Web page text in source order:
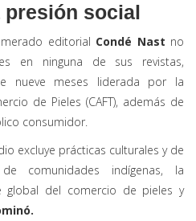
presión social
editorial Condé Nast no
en ninguna de sus revistas,
nueve meses liderada por la
de Pieles (CAFT), además de
consumidor.
excluye prácticas culturales y de
comunidades indígenas, la
global del comercio de pieles y